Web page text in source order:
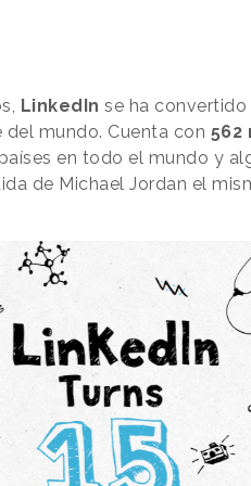
LinkedIn se ha
mundo. Cuenta con 562
en todo el mundo y
de Michael Jordan el